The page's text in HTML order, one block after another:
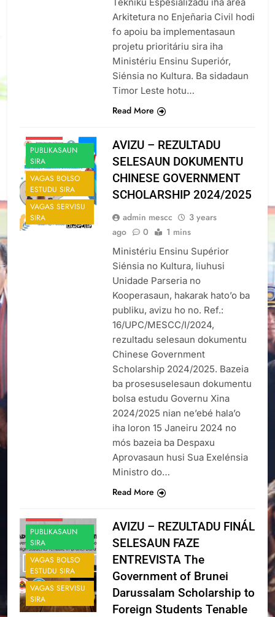
Arkitetura no Enjeñaria Civil hodi
fo apoiu ba implementasaun
projetu prioritáriu sira iha
Ministériu Ensinu Superiór,
Siénsia no Kultura. Ba sidadaun
Timor Leste hotu…
Read More
PUBLIKASAUN
SIRA
VAGAS BOLSO
ESTUDU SIRA
VAGAS SERVISU
SIRA
AVIZU – REZULTADU
SELESAUN DOKUMENTU
CHINESE GOVERNMENT
SCHOLARSHIP 2024/2025
admin mescc
3 years
ago
0 1 mins
Ministériu Ensinu Supérior
Siénsia no Kultura, liuhusi
Unidade Parseria no
Kooperasaun, hakarak hato’o ba
publiku, avizu ho no. Ref.:
16/UPC/MESCC/I/2024,
rezultadu selesaun dokumentu
Chinese Government
Scholarship 2024/2025. Bazeia
ba prosesuselesaun dokumentu
bolsa estudu Governu Xina
2024/2025 nian ne’ebé hala’o
iha loron 15 Janeiru 2024 no
mós bazeia ba Despaxu
Aprovasaun husi Sua Exelénsia
Ministro do…
Read More
PUBLIKASAUN
SIRA
VAGAS BOLSO
ESTUDU SIRA
VAGAS SERVISU
SIRA
AVIZU – REZULTADU FINÁL
SELESAUN FAZE
ENTREVISTA The
Government of Brunei
Darussalam Scholarship to
Foreign Students Tenable